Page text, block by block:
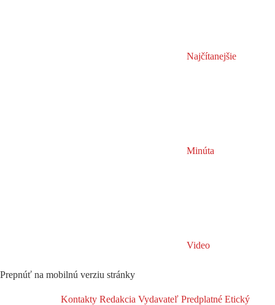
Najčítanejšie
Minúta
Video
Prepnúť na mobilnú verziu stránky
Kontakty Redakcia Vydavateľ Predplatné Etický